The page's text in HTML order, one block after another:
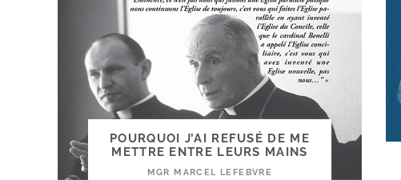
POURQUOI J’AI REFUSÉ DE ME
METTRE ENTRE LEURS MAINS
MGR MARCEL LEFEBVRE